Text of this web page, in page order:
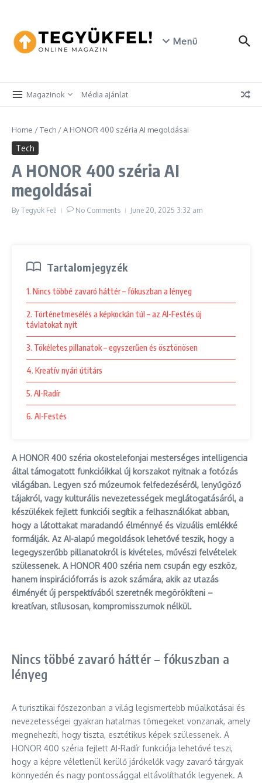
Menü
Magazinok Média ajánlat
Home /Tech /A HONOR 400 széria AI megoldásai
Tech
A HONOR 400 széria AI
megoldásai
By Tegyük Fel! No Comments June 20, 2025 3:32 am
Tartalomjegyzék
1. Nincs többé zavaró háttér – fókuszban a lényeg
2. Történetmesélés a képkockán túl – az AI-Festés új
távlatokat nyit
3. Tökéletes pillanatok – egyszerűen és ösztönösen
4. Kreatív nyári útitárs
5. AI-Radír
6. AI-Festés
A HONOR 400 széria okostelefonjai mesterséges intelligencia
által támogatott funkcióikkal új korszakot nyitnak a fotózás
világában. Legyen szó múzeumok felfedezéséről, lenyűgöző
tájakról, vagy kulturális nevezetességek meglátogatásáról, a
készülékek fejlett funkciói segítik a felhasználókat abban,
hogy a látottakat maradandó élménnyé és vizuális emlékké
formálják. Az AI-alapú megoldások lehetővé teszik, hogy a
legegyszerűbb pillanatokról is kivételes, művészi felvételek
szülessenek. A HONOR 400 széria nem csupán egy eszköz,
hanem inspirációforrás is azok számára, akik az utazás
élményét új perspektívából szeretnék megörökíteni –
kreatívan, stílusosan, kompromisszumok nélkül.
Nincs többé zavaró háttér – fókuszban a
lényeg
A turisztikai főszezonban a világ legismertebb műalkotásai és
nevezetességei gyakran hatalmas tömegeket vonzanak, amely
megnehezíti, hogy tiszta, esztétikus képek szülessenek. A
HONOR 400 széria fejlett AI-Radír funkciója lehetővé teszi,
hogy a képre véletlenül kerülő járókelők vagy zavaró tárgyak
könnyedén és nagy pontossággal eltávolíthatók legyenek. A